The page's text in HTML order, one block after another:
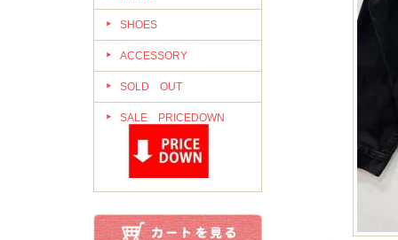
SHOES
ACCESSORY
SOLD OUT
SALE PRICEDOWN